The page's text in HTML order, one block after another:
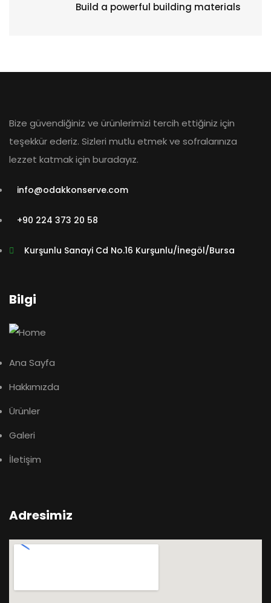
Build a powerful building materials
Bize güvendiğiniz ve ürünlerimizi tercih ettiğiniz için
teşekkür ederiz. Sizleri mutlu etmek ve sofralarınıza
lezzet katmak için buradayız.
info@odakkonserve.com
+90 224 373 20 58
Kurşunlu Sanayi Cd No.16 Kurşunlu/İnegöl/Bursa
Bilgi
Ana Sayfa
Hakkımızda
Ürünler
Galeri
İletişim
Adresimiz